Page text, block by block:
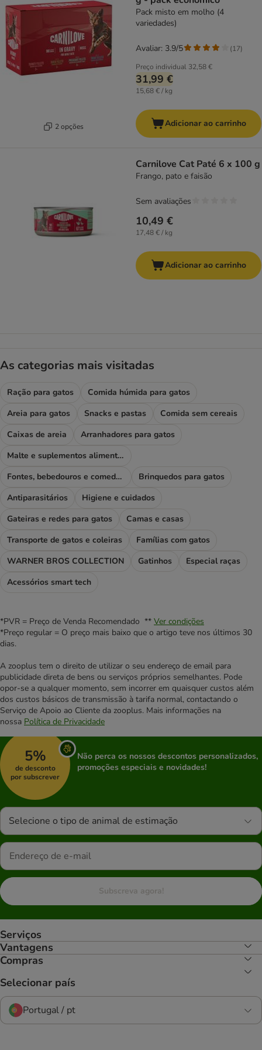
2 opções
Pack misto em molho (4
variedades)
Preço individual 32,58 €
31,99 €
15,68 € / kg
Avaliar: 3.9/5 (17)
Adicionar ao carrinho
Carnilove Cat Paté 6 x 100 g
Frango, pato e faisão
10,49 €
17,48 € / kg
Sem avaliações
Adicionar ao carrinho
As categorias mais visitadas
Ração para gatos
Comida húmida para gatos
Areia para gatos
Snacks e pastas
Comida sem cereais
Caixas de areia
Arranhadores para gatos
Malte e suplementos alimentares
Fontes, bebedouros e comedouros
Brinquedos para gatos
Antiparasitários
Higiene e cuidados
Gateiras e redes para gatos
Camas e casas
Transporte de gatos e coleiras
Famílias com gatos
WARNER BROS COLLECTION
Gatinhos
Especial raças
Acessórios smart tech
*PVR = Preço de Venda Recomendado ** Ver condições
*Preço regular = O preço mais baixo que o artigo teve nos últimos 30
dias.
A zooplus tem o direito de utilizar o seu endereço de email para
publicidade direta de bens ou serviços próprios semelhantes. Pode
opor-se a qualquer momento, sem incorrer em quaisquer custos além
dos custos básicos de transmissão à tarifa normal, contactando o
Serviço de Apoio ao Cliente da zooplus. Mais informações na
nossa Política de Privacidade
5%
de desconto
por subscrever
Não perca os nossos descontos personalizados,
promoções especiais e novidades!
Selecione o tipo de animal de estimação
Subscreva agora!
Serviços
Vantagens
Compras
Selecionar país
Portugal / pt